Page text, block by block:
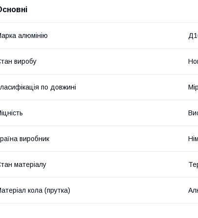
алюмінію
виробу
по довжині
виробник
матеріалу
кола (прутка)